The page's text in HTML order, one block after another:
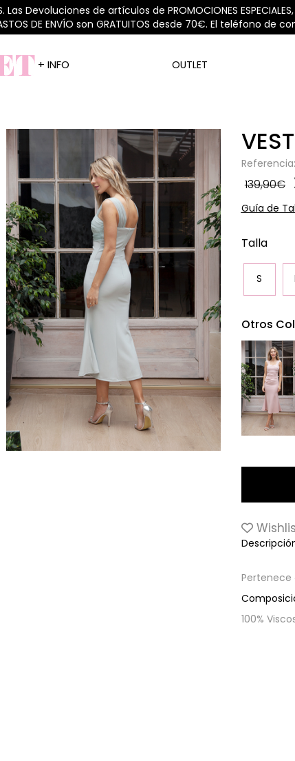
Las Devoluciones de artículos de PROMOCIONES
DE ENVÍO son GRATUITOS desde 70€. El teléfono de
+ INFO OUTLET
Referencia:
139,90€
Guía de
Talla
S
Otros
Pertenece
100%